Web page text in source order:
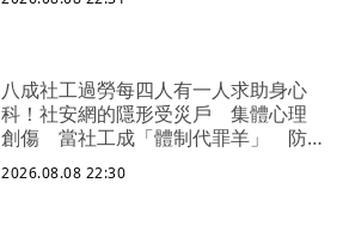
八成社工過勞每四人有一人求助身心
科！社安網的隱形受災戶 集體心理
創傷 當社工成「體制代罪羊」 防
禦性社工不敢多做無奈趨勢？耗竭殆
盡下的社安網危機｜社工消失中
2026.08.08 22:30